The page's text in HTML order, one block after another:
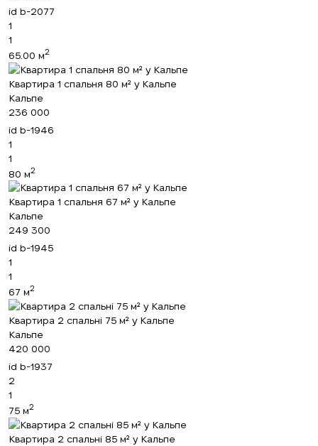
id b-2077
1
1
65.00 м2
Квартира 1 спальня 80 м² у Кальпе
Кальпе
236 000
id b-1946
1
1
80 м2
Квартира 1 спальня 67 м² у Кальпе
Кальпе
249 300
id b-1945
1
1
67 м2
Квартира 2 спальні 75 м² у Кальпе
Кальпе
420 000
id b-1937
2
1
75 м2
Квартира 2 спальні 85 м² у Кальпе